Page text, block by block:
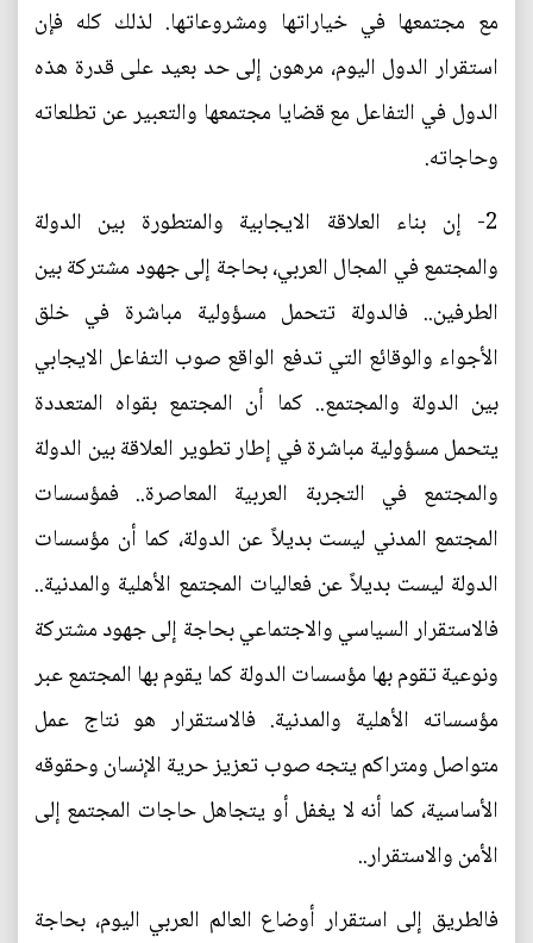
مع مجتمعها في خياراتها ومشروعاتها. لذلك كله فإن
استقرار الدول اليوم، مرهون إلى حد بعيد على قدرة هذه
الدول في التفاعل مع قضايا مجتمعها والتعبير عن تطلعاته
وحاجاته.
2- إن بناء العلاقة الايجابية والمتطورة بين الدولة
والمجتمع في المجال العربي، بحاجة إلى جهود مشتركة بين
الطرفين.. فالدولة تتحمل مسؤولية مباشرة في خلق
الأجواء والوقائع التي تدفع الواقع صوب التفاعل الايجابي
بين الدولة والمجتمع.. كما أن المجتمع بقواه المتعددة
يتحمل مسؤولية مباشرة في إطار تطوير العلاقة بين الدولة
والمجتمع في التجربة العربية المعاصرة.. فمؤسسات
المجتمع المدني ليست بديلاً عن الدولة، كما أن مؤسسات
الدولة ليست بديلاً عن فعاليات المجتمع الأهلية والمدنية..
فالاستقرار السياسي والاجتماعي بحاجة إلى جهود مشتركة
ونوعية تقوم بها مؤسسات الدولة كما يقوم بها المجتمع عبر
مؤسساته الأهلية والمدنية. فالاستقرار هو نتاج عمل
متواصل ومتراكم يتجه صوب تعزيز حرية الإنسان وحقوقه
الأساسية، كما أنه لا يغفل أو يتجاهل حاجات المجتمع إلى
الأمن والاستقرار..
فالطريق إلى استقرار أوضاع العالم العربي اليوم، بحاجة